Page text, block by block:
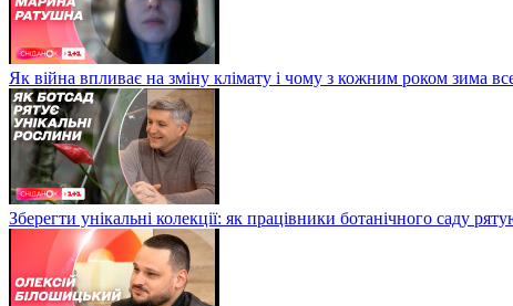
Як війна впливає на зміну клімату і чому з кожним роком зима
Зберегти унікальні колекції: як працівники ботанічного саду